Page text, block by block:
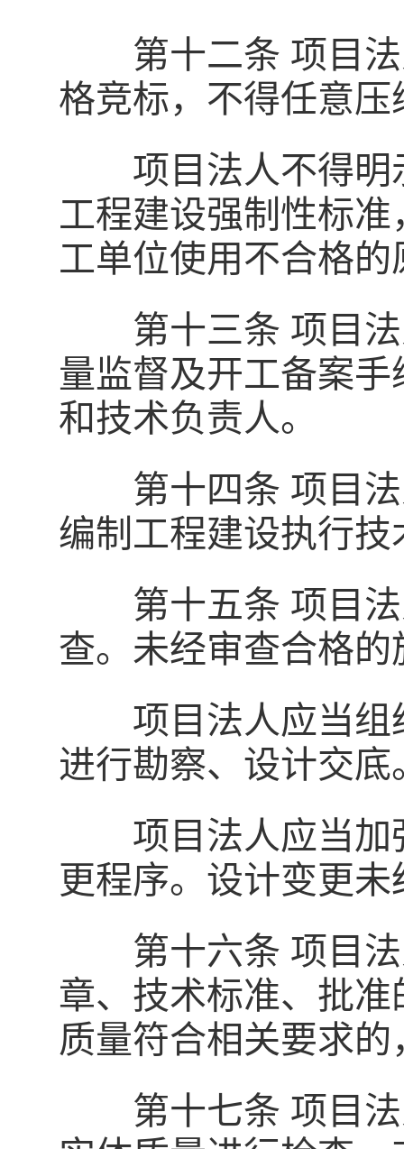
第十二条 项目法
格竞标，不得任意
项目法人不得明
工程建设强制性标
工单位使用不合格
第十三条 项目法
量监督及开工备案
和技术负责人。
第十四条 项目法
编制工程建设执行
第十五条 项目法
查。未经审查合格
项目法人应当组
进行勘察、设计交底
项目法人应当加
更程序。设计变更
第十六条 项目法
章、技术标准、批
质量符合相关要求
第十七条 项目法